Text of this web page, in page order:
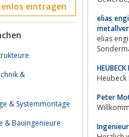
eintragen
&
& Systemmontage
& Bauingenieure
elias
elias engineering, Königsfeld-Erdmannsweiler -
Peter